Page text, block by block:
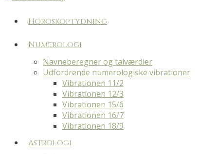
Horoskoptydning
Numerologi
Navneberegner og talværdier
Udfordrende numerologiske vibrationer
Vibrationen 11/2
Vibrationen 12/3
Vibrationen 15/6
Vibrationen 16/7
Vibrationen 18/9
Astrologi